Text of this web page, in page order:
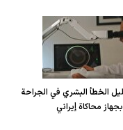
في الجراحة
إيراني
حسام